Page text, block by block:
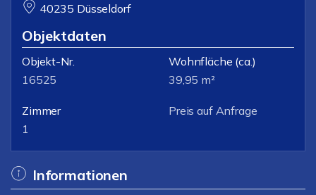
40235 Düsseldorf
Objektdaten
Objekt-Nr.
16525
Wohnfläche (ca.)
39,95 m²
Zimmer
1
Preis auf Anfrage
Informationen